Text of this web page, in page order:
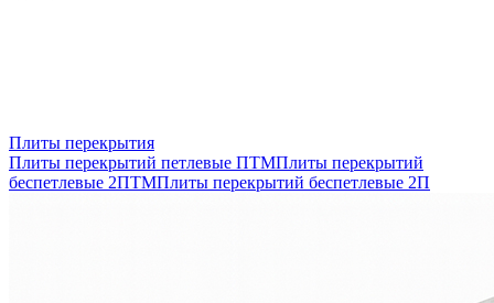
Плиты перекрытия
Плиты перекрытий петлевые ПТМПлиты перекрытий
беспетлевые 2ПТМПлиты перекрытий беспетлевые 2П